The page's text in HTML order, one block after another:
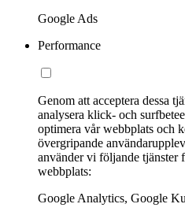
Google Ads
Performance
Genom att acceptera dessa
analysera klick- och
optimera vår webbplats och
övergripande
använder vi följande tjänster
webbplats:
Google Analytics, Google